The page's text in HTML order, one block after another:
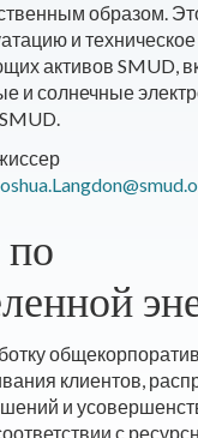
образом.
и
активов SMUD,
и солнечные
клиентов,
и
с